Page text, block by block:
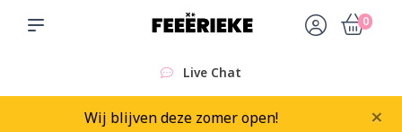
0
Live Chat
Wij blijven deze zomer open! ×